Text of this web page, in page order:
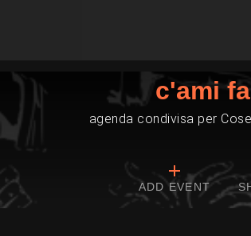
c'ami
agenda condivisa per
ADD EVENT